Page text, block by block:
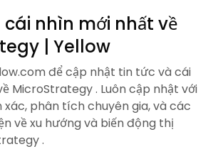
nhìn mới nhất về
| Yellow
để cập nhật tin tức và cái
MicroStrategy . Luôn cập nhật với
phân tích chuyên gia, và các
về xu hướng và biến động thị
.